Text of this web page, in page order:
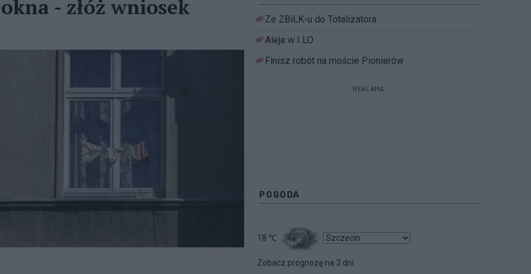
- złóż wniosek
Ze ZBiLK-u do Totalizatora
Aleja w I LO
Finisz robót na moście Pionierów
REKLAMA
POGODA
18 ℃
Zobacz prognozę na 3 dni